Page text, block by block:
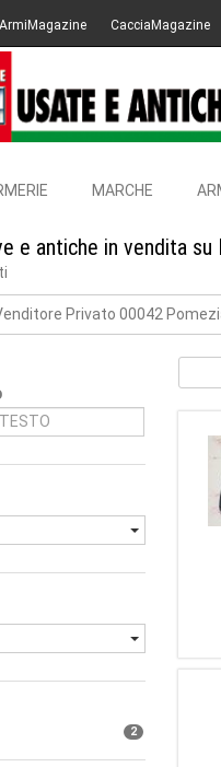
ArmiMagazine CacciaMagazine
MARCHE
e antiche in vendita su
Privato 00042
2